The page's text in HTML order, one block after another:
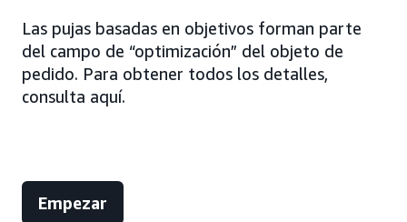
Las pujas basadas en objetivos forman parte
del campo de “optimización” del objeto de
pedido. Para obtener todos los detalles,
consulta aquí.
Empezar